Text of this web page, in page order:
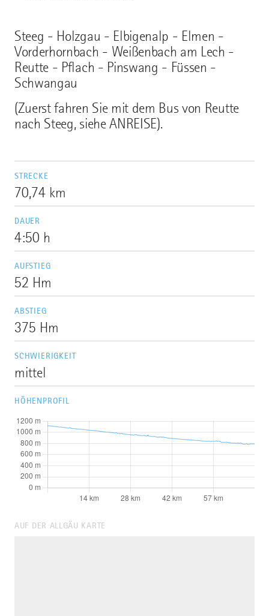
Steeg - Holzgau - Elbigenalp - Elmen -
Vorderhornbach - Weißenbach am Lech -
Reutte - Pflach - Pinswang - Füssen -
Schwangau
(Zuerst fahren Sie mit dem Bus von Reutte
nach Steeg, siehe ANREISE).
STRECKE
70,74 km
DAUER
4:50 h
AUFSTIEG
52 Hm
ABSTIEG
375 Hm
SCHWIERIGKEIT
mittel
HÖHENPROFIL
AUF DER ALLGÄU KARTE